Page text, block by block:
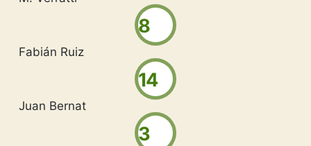
8
Fabián Ruiz
14
Juan Bernat
3